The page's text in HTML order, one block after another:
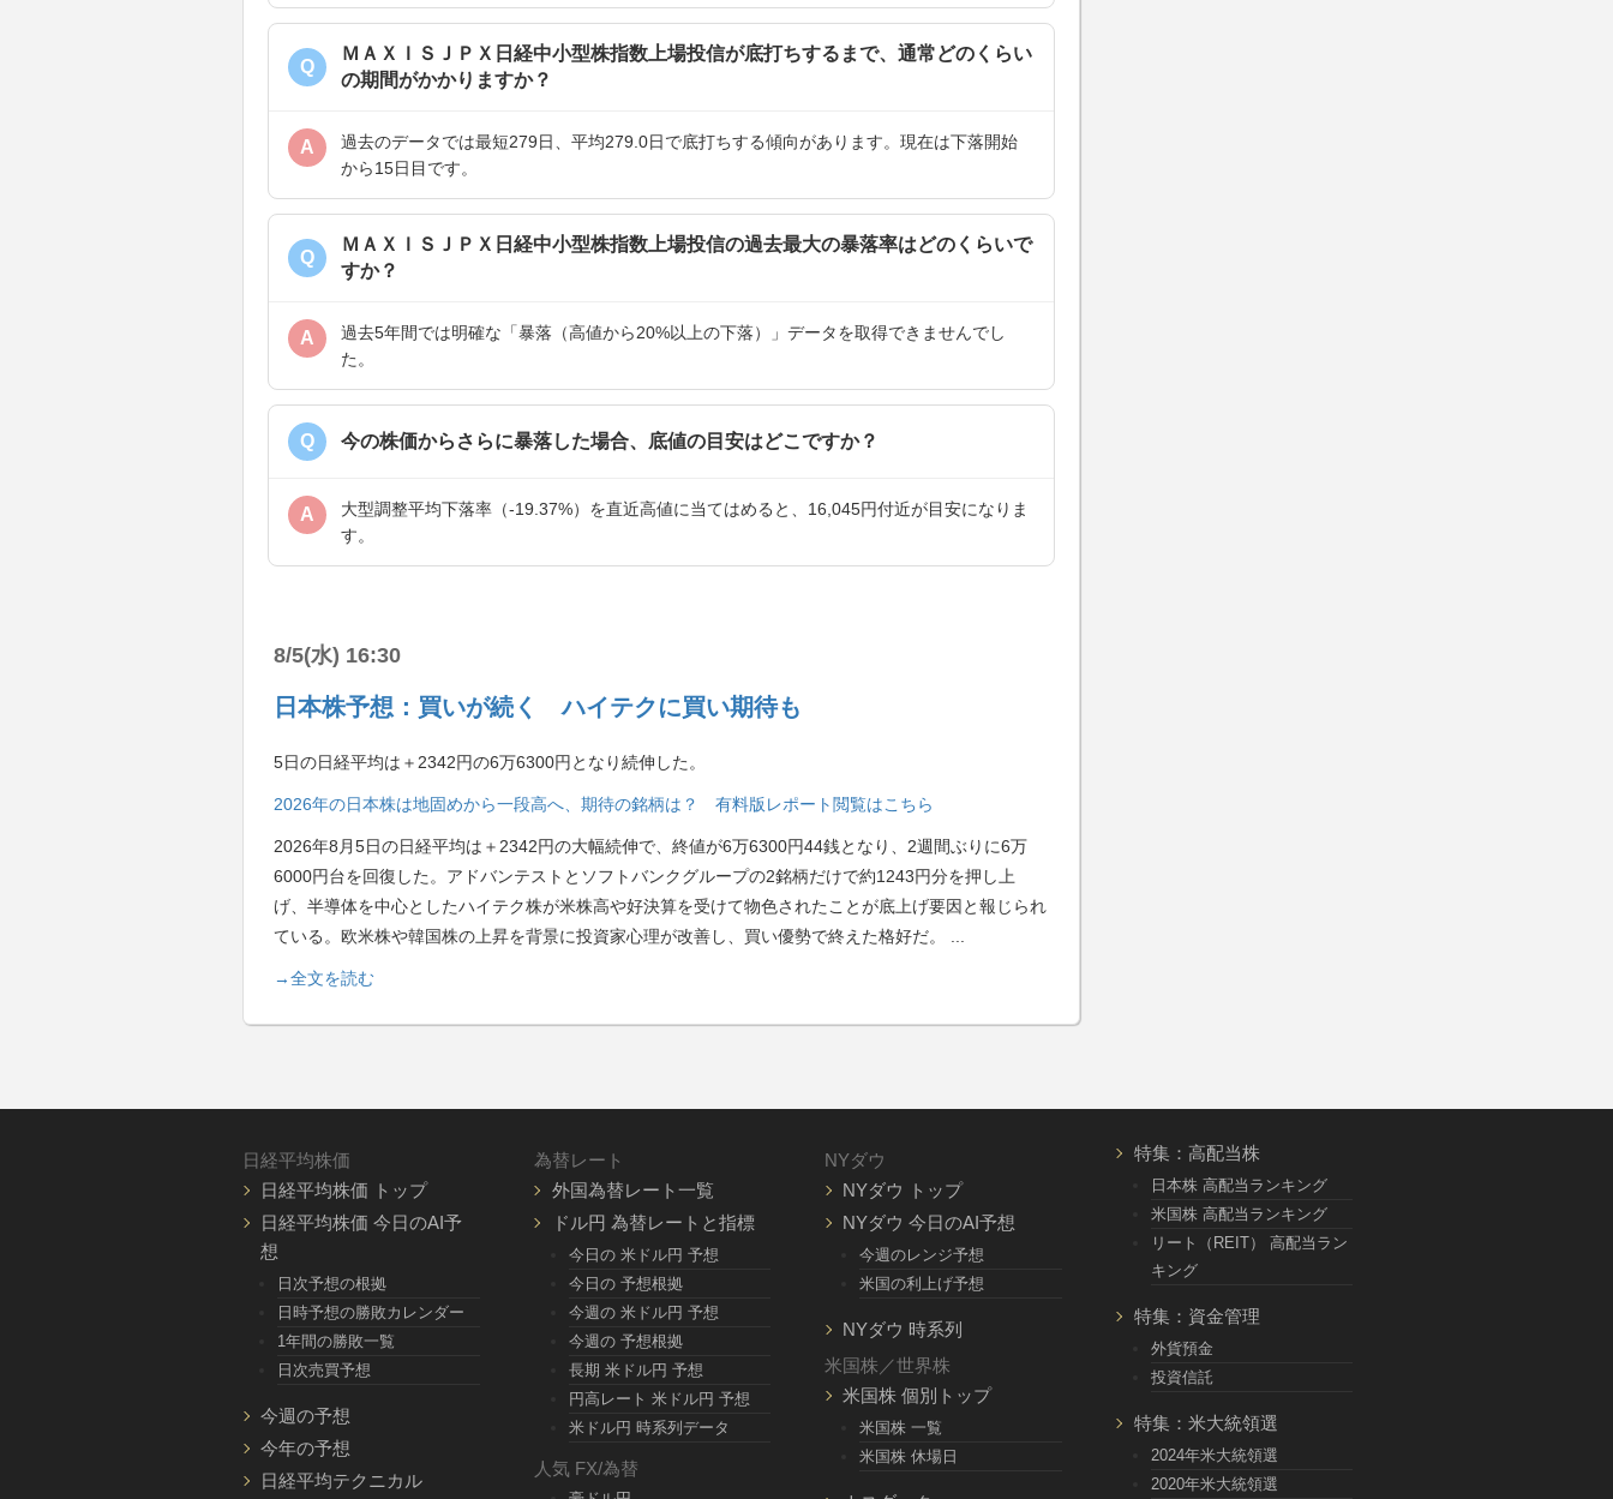
Q
ＭＡＸＩＳＪＰＸ日経中小型株指数上場投信が底打ちするまで、通常どのくらい
の期間がかかりますか？
A
過去のデータでは最短279日、平均279.0日で底打ちする傾向があります。現在は下落開始
から15日目です。
Q
ＭＡＸＩＳＪＰＸ日経中小型株指数上場投信の過去最大の暴落率はどのくらいで
すか？
A
過去5年間では明確な「暴落（高値から20%以上の下落）」データを取得できませんでし
た。
Q 今の株価からさらに暴落した場合、底値の目安はどこですか？
A
大型調整平均下落率（-19.37%）を直近高値に当てはめると、16,045円付近が目安になりま
す。
8/5(水) 16:30
日本株予想：買いが続く ハイテクに買い期待も
5日の日経平均は＋2342円の6万6300円となり続伸した。
2026年の日本株は地固めから一段高へ、期待の銘柄は？ 有料版レポート閲覧はこちら
2026年8月5日の日経平均は＋2342円の大幅続伸で、終値が6万6300円44銭となり、2週間ぶりに6万
6000円台を回復した。アドバンテストとソフトバンクグループの2銘柄だけで約1243円分を押し上
げ、半導体を中心としたハイテク株が米株高や好決算を受けて物色されたことが底上げ要因と報じられ
ている。欧米株や韓国株の上昇を背景に投資家心理が改善し、買い優勢で終えた格好だ。
→全文を読む
日経平均株価
日経平均株価 トップ
日経平均株価 今日のAI予
想
日次予想の根拠
日時予想の勝敗カレンダー
1年間の勝敗一覧
日次売買予想
今週の予想
今年の予想
日経平均テクニカル
為替レート
外国為替レート一覧
ドル円 為替レートと指標
今日の 米ドル円 予想
今日の 予想根拠
今週の 米ドル円 予想
今週の 予想根拠
長期 米ドル円 予想
円高レート 米ドル円 予想
米ドル円 時系列データ
人気 FX/為替
NYダウ
NYダウ トップ
NYダウ 今日のAI予想
今週のレンジ予想
米国の利上げ予想
NYダウ 時系列
米国株／世界株
米国株 個別トップ
米国株 一覧
米国株 休場日
特集：高配当株
日本株 高配当ランキング
米国株 高配当ランキング
リート（REIT） 高配当ラン
キング
特集：資金管理
外貨預金
投資信託
特集：米大統領選
2024年米大統領選
2020年米大統領選